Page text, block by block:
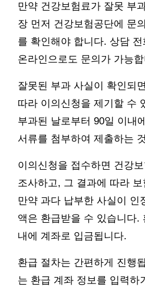
만약 건강보험료가 잘못 부
장 먼저 건강보험공단에 문
를 확인해야 합니다. 상담
온라인으로도 문의가 가능
잘못된 부과 사실이 확인되면
따라 이의신청을 제기할 수
부과된 날로부터 90일 이내
서류를 첨부하여 제출하는
이의신청을 접수하면 건강
조사하고, 그 결과에 따라
만약 과다 납부한 사실이 인
액은 환급받을 수 있습니다.
내에 계좌로 입금됩니다.
환급 절차는 간편하게 진행
는 환급 계좌 정보를 입력하